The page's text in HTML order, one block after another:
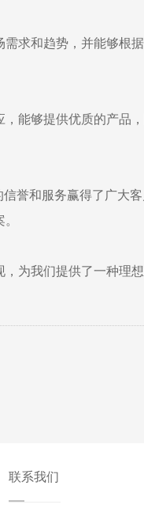
求和趋势，并能够根
能够提供优质的产品
誉和服务赢得了广大
为我们提供了一种理
联系我们